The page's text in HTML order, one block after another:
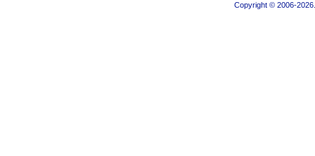
Copyright © 2006-